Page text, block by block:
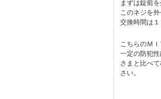
まずは錠前
このネジを
交換時間は１
こちらのＭ
一定の防犯
さまと比べ
さい。